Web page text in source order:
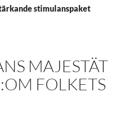
stimulanspaket
MAJESTÄT
FOLKETS